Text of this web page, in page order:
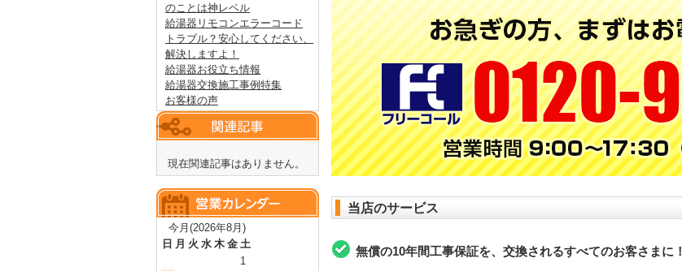
当店のサービス
無償の10年間工事保証を、交換されるすべてのお客さまに！
のことは神レベル
給湯器リモコンエラーコード
トラブル？安心してください、
解決しますよ！
給湯器お役立ち情報
給湯器交換施工事例特集
お客様の声
現在関連記事はありません。
今月(2026年8月)
日 月 火 水 木 金 土
1